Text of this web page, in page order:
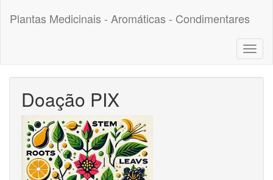
Plantas Medicinais - Aromáticas - Condimentares
Doação PIX